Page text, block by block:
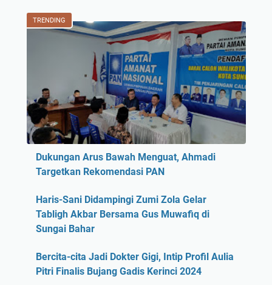
TRENDING
Dukungan Arus Bawah Menguat, Ahmadi
Targetkan Rekomendasi PAN
Haris-Sani Didampingi Zumi Zola Gelar
Tabligh Akbar Bersama Gus Muwafiq di
Sungai Bahar
Bercita-cita Jadi Dokter Gigi, Intip Profil Aulia
Pitri Finalis Bujang Gadis Kerinci 2024